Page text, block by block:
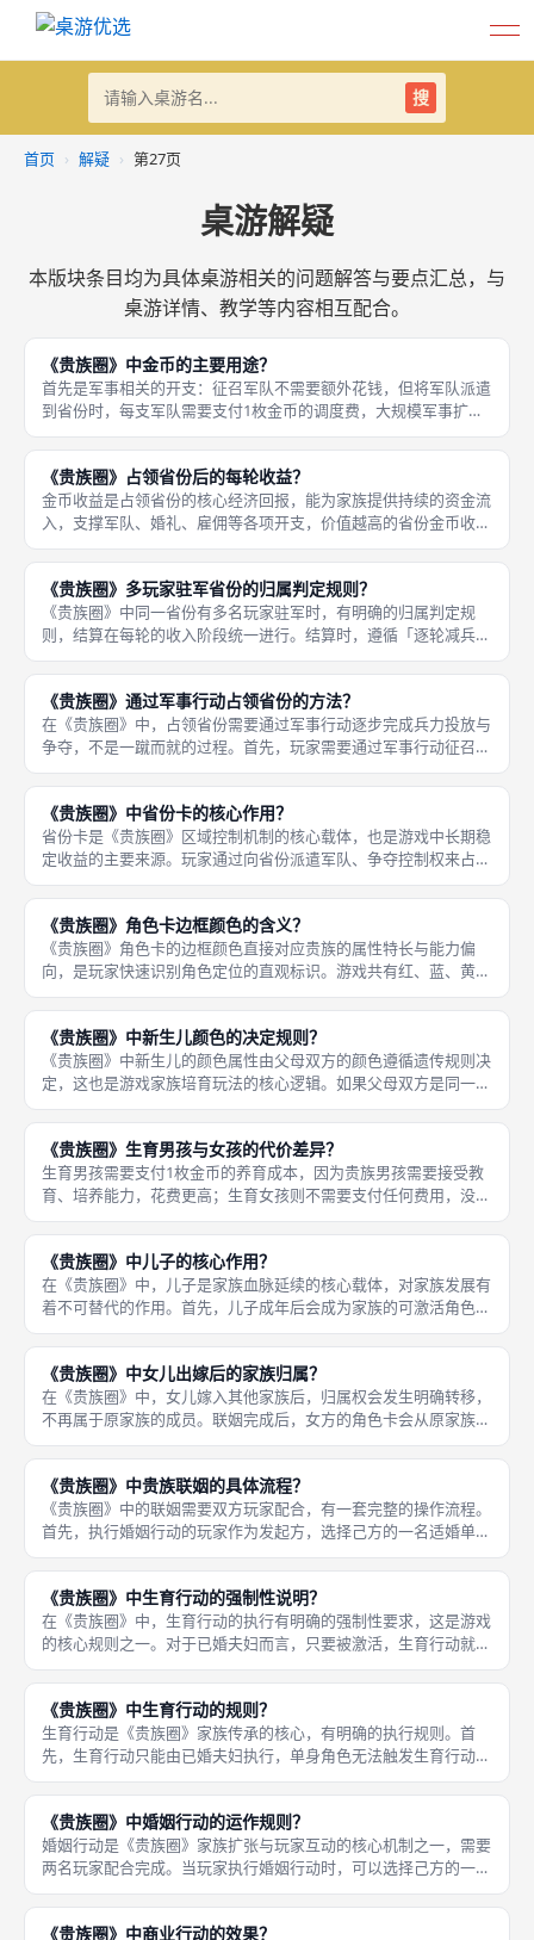
搜
首页 › 解疑 › 第27页
桌游解疑
本版块条目均为具体桌游相关的问题解答与要点汇总，与
桌游详情、教学等内容相互配合。
《贵族圈》中金币的主要用途？
首先是军事相关的开支：征召军队不需要额外花钱，但将军队派遣
到省份时，每支军队需要支付1枚金币的调度费，大规模军事扩张
会消耗大量金币。金币是《贵族圈》中的核心资源，有非常广泛的
用途，贯穿家族发展的方方面面。 其次是家族传承相关的开支：
举办婚礼
《贵族圈》占领省份后的每轮收益？
金币收益是占领省份的核心经济回报，能为家族提供持续的资金流
入，支撑军队、婚礼、雇佣等各项开支，价值越高的省份金币收益
越多。在《贵族圈》中，成功占领省份后，每轮收入阶段都能获得
稳定的资源收益，收益分为金币收益和声望收益两类，具体数值由
省份本身
《贵族圈》多玩家驻军省份的归属判定规则？
《贵族圈》中同一省份有多名玩家驻军时，有明确的归属判定规
则，结算在每轮的收入阶段统一进行。结算时，遵循「逐轮减兵」
的原则：对于有多名玩家驻军的省份，每一轮每名玩家都从该省份
撤回1支军队，收回自己的储备池中。 如果经过多轮减兵后，所有
玩家的军
《贵族圈》通过军事行动占领省份的方法？
在《贵族圈》中，占领省份需要通过军事行动逐步完成兵力投放与
争夺，不是一蹴而就的过程。首先，玩家需要通过军事行动征召军
队，积累自己的军队储备；然后继续通过军事行动将储备中的军队
派遣到目标省份，每派遣1支军队需要支付1枚金币的调度费用。
如果目
《贵族圈》中省份卡的核心作用？
省份卡是《贵族圈》区域控制机制的核心载体，也是游戏中长期稳
定收益的主要来源。玩家通过向省份派遣军队、争夺控制权来占领
省份，占领后就能在每轮的收入阶段稳定获得对应的金币和声望。
每张省份卡都对应欧洲的一块领地，上面标注了占领后每轮能获得
的金币
《贵族圈》角色卡边框颜色的含义？
《贵族圈》角色卡的边框颜色直接对应贵族的属性特长与能力偏
向，是玩家快速识别角色定位的直观标识。游戏共有红、蓝、黄、
绿四种边框颜色，分别对应军事、虔诚、商业、谋略四种属性，和
四条行动序列的定位一一对应。 边框颜色不仅标识了角色的特
长，也决定了
《贵族圈》中新生儿颜色的决定规则？
《贵族圈》中新生儿的颜色属性由父母双方的颜色遵循遗传规则决
定，这也是游戏家族培育玩法的核心逻辑。如果父母双方是同一种
颜色，那么新生儿大概率会继承该颜色，成为纯色系的贵族，对应
属性的能力会更强。 如果父母双方是不同颜色，新生儿会随机继
承父母其
《贵族圈》生育男孩与女孩的代价差异？
生育男孩需要支付1枚金币的养育成本，因为贵族男孩需要接受教
育、培养能力，花费更高；生育女孩则不需要支付任何费用，没有
额外的资源负担。在《贵族圈》中，生育男孩和女孩的资源代价有
明确区别，这也是游戏还原中世纪时代特征的细节之一。 除了生
育时的代
《贵族圈》中儿子的核心作用？
在《贵族圈》中，儿子是家族血脉延续的核心载体，对家族发展有
着不可替代的作用。首先，儿子成年后会成为家族的可激活角色，
为家族提供额外的行动选择，扩充家族的行动能力；儿子可以迎娶
其他家族的女儿，组建新的家庭，继续生育后代，让家族一代代传
承下去。
《贵族圈》中女儿出嫁后的家族归属？
在《贵族圈》中，女儿嫁入其他家族后，归属权会发生明确转移，
不再属于原家族的成员。联姻完成后，女方的角色卡会从原家族的
家族树中移除，转移到男方家族的区域，和男方角色卡叠放组成已
婚夫妇，后续的激活、行动都由男方玩家操控，和原家族不再有关
系。 女
《贵族圈》中贵族联姻的具体流程？
《贵族圈》中的联姻需要双方玩家配合，有一套完整的操作流程。
首先，执行婚姻行动的玩家作为发起方，选择己方的一名适婚单身
角色，指定另一名玩家的适婚单身角色作为联姻对象，向对方提出
联姻邀请。 对方收到邀请后，可以选择同意或拒绝。如果同意，
则进入联
《贵族圈》中生育行动的强制性说明？
在《贵族圈》中，生育行动的执行有明确的强制性要求，这是游戏
的核心规则之一。对于已婚夫妇而言，只要被激活，生育行动就是
必须执行的，玩家不能选择跳过，无论当前家族是否需要更多成
员，都必须完成生育流程。 这项规则的设计贴合了中世纪贵族家
族的现实设
《贵族圈》中生育行动的规则？
生育行动是《贵族圈》家族传承的核心，有明确的执行规则。首
先，生育行动只能由已婚夫妇执行，单身角色无法触发生育行动；
其次，生育行动是强制行动，只要激活已婚夫妇，就必须执行生
育，不能跳过。 执行生育行动后，夫妇会生育一名子女，子女的
性别随机，颜
《贵族圈》中婚姻行动的运作规则？
婚姻行动是《贵族圈》家族扩张与玩家互动的核心机制之一，需要
两名玩家配合完成。当玩家执行婚姻行动时，可以选择己方的一名
适婚单身角色，向另一名玩家的适婚单身角色提出联姻邀请，对方
同意后即可完成联姻。 联姻有明确的规则要求：男方家族需要支
付2枚金
《贵族圈》中商业行动的效果？